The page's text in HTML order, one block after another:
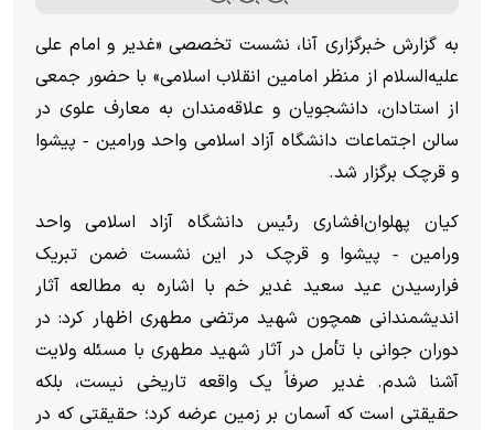
به گزارش خبرگزاری آنا، نشست تخصصی «غدیر و امام علی
علیه‌السلام از منظر امامین انقلاب اسلامی» با حضور جمعی
از استادان، دانشجویان و علاقه‌مندان به معارف علوی در
سالن اجتماعات دانشگاه آزاد اسلامی واحد ورامین ‑ پیشوا
و قرچک برگزار شد.
کیان پهلوان‌افشاری رئیس دانشگاه آزاد اسلامی واحد
ورامین ‑ پیشوا و قرچک در این نشست ضمن تبریک
فرا‌رسیدن عید سعید غدیر خم با اشاره به مطالعه آثار
اندیشمندانی همچون شهید مرتضی مطهری اظهار کرد: در
دوران جوانی با تأمل در آثار شهید مطهری با مسئله ولایت
آشنا شدم. غدیر صرفاً یک واقعه تاریخی نیست، بلکه
حقیقتی است که آسمان بر زمین عرضه کرد؛ حقیقتی که در